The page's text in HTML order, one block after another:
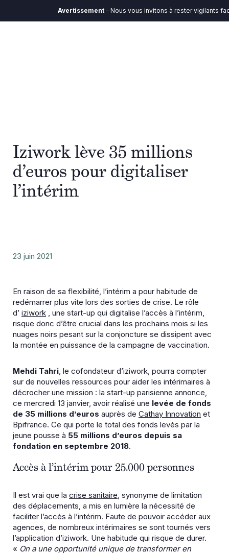
Avertissement– Nous vous invitons à rester vigilants
Iziwork lève 35 millions
d’euros pour digitaliser
l’intérim
23 juin 2021
En raison de sa flexibilité, l’intérim a pour habitude de
redémarrer plus vite lors des sorties de crise. Le rôle
d’ iziwork , une start-up qui digitalise l’accès à l’intérim,
risque donc d’être crucial dans les prochains mois si les
nuages noirs pesant sur la conjoncture se dissipent avec
la montée en puissance de la campagne de vaccination.
Mehdi Tahri, le cofondateur d’iziwork, pourra compter
sur de nouvelles ressources pour aider les intérimaires à
décrocher une mission : la start-up parisienne annonce,
ce mercredi 13 janvier, avoir réalisé une levée de fonds
de 35 millions d’euros auprès de Cathay Innovation et
Bpifrance. Ce qui porte le total des fonds levés par la
jeune pousse à 55 millions d’euros depuis sa
fondation en septembre 2018.
Accès à l’intérim pour 25.000 personnes
Il est vrai que la crise sanitaire, synonyme de limitation
des déplacements, a mis en lumière la nécessité de
faciliter l’accès à l’intérim. Faute de pouvoir accéder aux
agences, de nombreux intérimaires se sont tournés vers
l’application d’iziwork. Une habitude qui risque de durer.
« On a une opportunité unique de transformer en